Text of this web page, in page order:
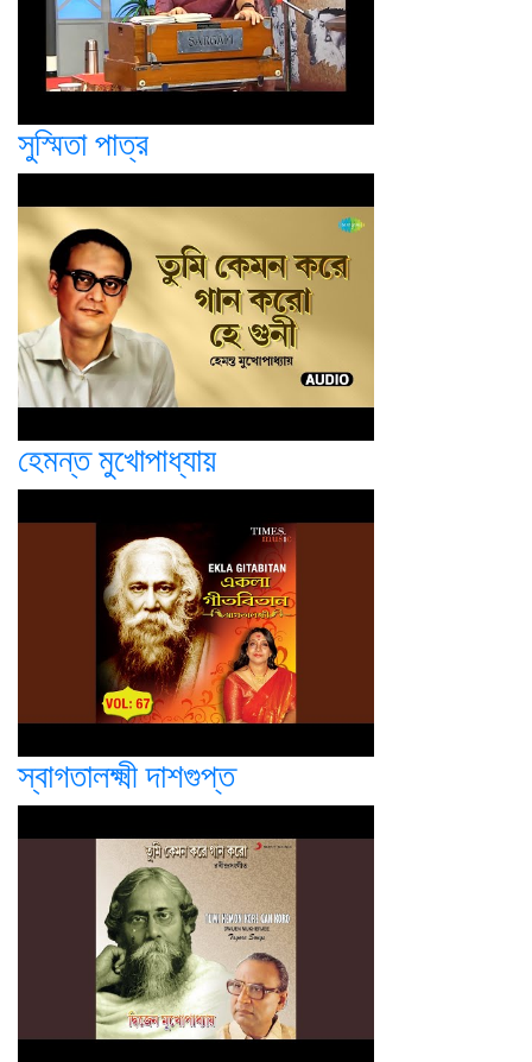
সুস্মিতা পাত্র
হেমন্ত মুখোপাধ্যায়
স্বাগতালক্ষ্মী দাশগুপ্ত